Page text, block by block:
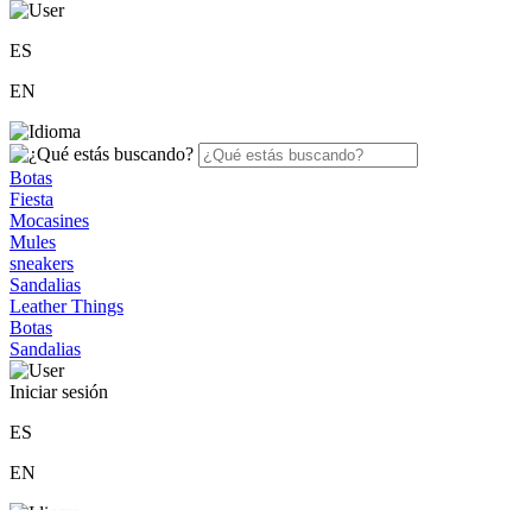
ES
EN
Botas
Fiesta
Mocasines
Mules
sneakers
Sandalias
Leather Things
Botas
Sandalias
Iniciar sesión
ES
EN